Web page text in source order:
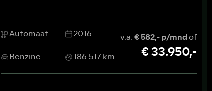
Automaat
2016
Benzine
186.517 km
v.a.€ 582,- p/mndof
€ 33.950,-